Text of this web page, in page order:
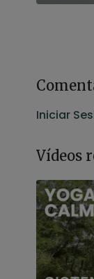
Iniciar
Vídeos